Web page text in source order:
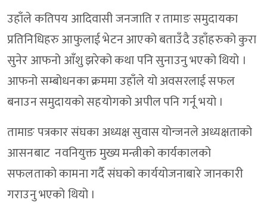
उहाँले कतिपय आदिवासी जनजाति र तामाङ समुदायका
प्रतिनिधिहरु आफुलाई भेटन आएको बताउँदै उहाँहरुको कुरा
सुनेर आफनो आँशु झरेको कथा पनि सुनाउनु भएको थियो ।
आफनो सम्बोधनका क्रममा उहाँले यो अवसरलाई सफल
बनाउन समुदायको सहयोगको अपील पनि गर्नू भयो ।
तामाङ पत्रकार संघका अध्यक्ष सुवास योन्जनले अध्यक्षताको
आसनबाट नवनियुक्त मुख्य मन्त्रीको कार्यकालको
सफलताको कामना गर्दै संघको कार्ययोजनाबारे जानकारी
गराउनु भएको थियो ।